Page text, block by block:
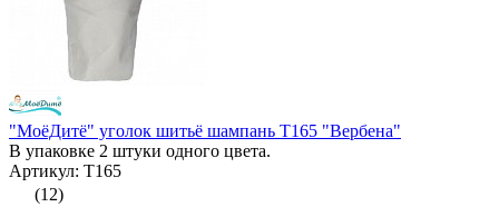
"МоёДитё" уголок шитьё шампань Т165 "Вербена"
В упаковке 2 штуки одного цвета.
Артикул: Т165
(12)